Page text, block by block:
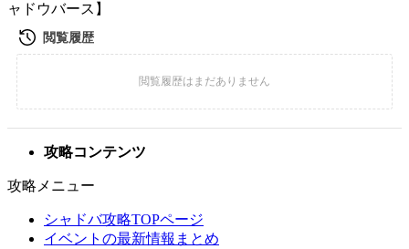
ャドウバース】
攻略コンテンツ
攻略メニュー
シャドバ攻略TOPページ
イベントの最新情報まとめ